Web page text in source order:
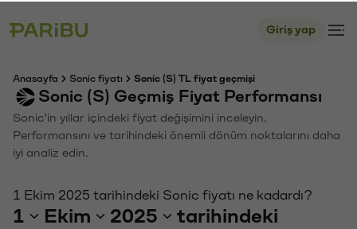
Giriş yap
Anasayfa Sonic fiyatı Sonic (S) TL fiyat geçmişi
Sonic (S) Geçmiş Fiyat Performansı
Sonic'in yıllar içindeki fiyat değişimini inceleyin.
Performansını ve tarihindeki önemli dönüm noktalarını daha
iyi analiz edin.
1 Ekim 2025 tarihindeki Sonic fiyatı ne kadardı?
1 Ekim 2025
tarihindeki